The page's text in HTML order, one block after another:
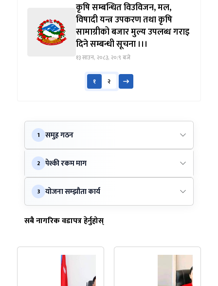
कृषि सम्बन्धित विउविजन, मल,
विषादी यन्त्र उपकरण तथा कृषि
सामाग्रीको बजार मुल्य उपलब्ध गराइ
दिने सम्बन्धी सूचना ।।।
१३ साउन, २०८३, २०:९ बजे
१ २
1 समुह गठन
2 पेश्की रकम माग
3 योजना सम्झौता कार्य
सबै नागरिक वडापत्र हेर्नुहोस्